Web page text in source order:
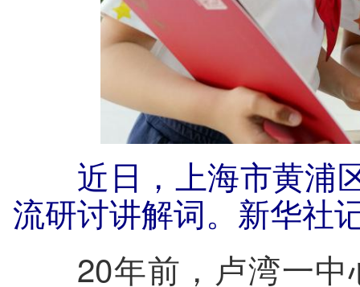
近日，上海市黄浦区
流研讨讲解词。新华社
20年前，卢湾一中